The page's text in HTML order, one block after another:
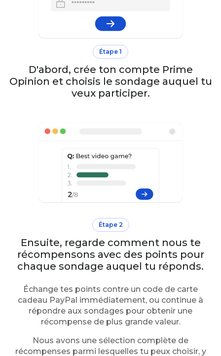
Étape 1
D'abord, crée ton compte Prime
Opinion et choisis le sondage auquel tu
veux participer.
Étape 2
Ensuite, regarde comment nous te
récompensons avec des points pour
chaque sondage auquel tu réponds.
Échange tes points contre un code de carte
cadeau PayPal immédiatement, ou continue à
répondre aux sondages pour obtenir une
récompense de plus grande valeur.
Nous avons une sélection complète de
récompenses parmi lesquelles tu peux choisir, y